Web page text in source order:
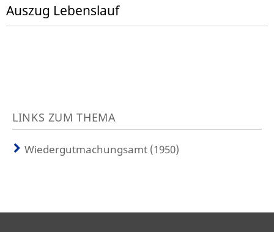
Auszug Lebenslauf
LINKS ZUM THEMA
Wiedergutmachungsamt (1950)